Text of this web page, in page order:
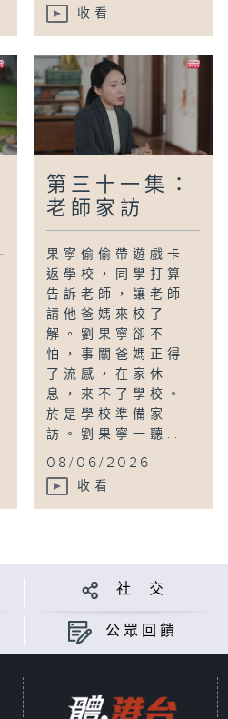
收看
第三十一集：
老師家訪
果寧偷偷帶遊戲卡
返學校，同學打算
告訴老師，讓老師
請他爸媽來校了
解。劉果寧卻不
怕，事關爸媽正得
了流感，在家休
息，來不了學校。
於是學校準備家
訪。劉果寧一聽...
08/06/2026
收看
社 交
公眾回饋